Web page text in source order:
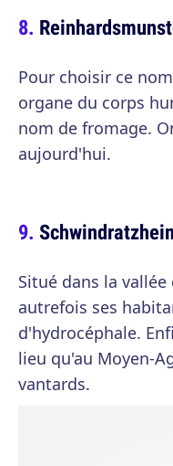
Pour choisir ce
organe du corps
nom de fromage.
aujourd'hui.
Situé dans la
autrefois ses
d'hydrocéphale.
lieu qu'au Moyen-
vantards.